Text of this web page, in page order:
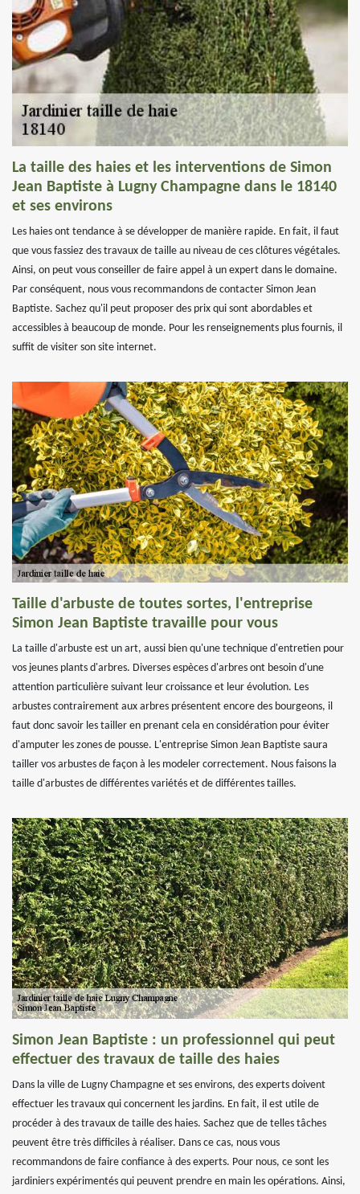
La taille des haies et les interventions de Simon
Jean Baptiste à Lugny Champagne dans le 18140
et ses environs
Les haies ont tendance à se développer de manière rapide. En fait, il faut
que vous fassiez des travaux de taille au niveau de ces clôtures végétales.
Ainsi, on peut vous conseiller de faire appel à un expert dans le domaine.
Par conséquent, nous vous recommandons de contacter Simon Jean
Baptiste. Sachez qu'il peut proposer des prix qui sont abordables et
accessibles à beaucoup de monde. Pour les renseignements plus fournis, il
suffit de visiter son site internet.
Taille d'arbuste de toutes sortes, l'entreprise
Simon Jean Baptiste travaille pour vous
La taille d'arbuste est un art, aussi bien qu'une technique d'entretien pour
vos jeunes plants d'arbres. Diverses espèces d'arbres ont besoin d'une
attention particulière suivant leur croissance et leur évolution. Les
arbustes contrairement aux arbres présentent encore des bourgeons, il
faut donc savoir les tailler en prenant cela en considération pour éviter
d'amputer les zones de pousse. L'entreprise Simon Jean Baptiste saura
tailler vos arbustes de façon à les modeler correctement. Nous faisons la
taille d'arbustes de différentes variétés et de différentes tailles.
Simon Jean Baptiste : un professionnel qui peut
effectuer des travaux de taille des haies
Dans la ville de Lugny Champagne et ses environs, des experts doivent
effectuer les travaux qui concernent les jardins. En fait, il est utile de
procéder à des travaux de taille des haies. Sachez que de telles tâches
peuvent être très difficiles à réaliser. Dans ce cas, nous vous
recommandons de faire confiance à des experts. Pour nous, ce sont les
jardiniers expérimentés qui peuvent prendre en main les opérations. Ainsi,